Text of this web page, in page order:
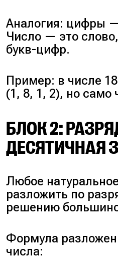
Аналогия: цифры
Число — это
букв-цифр.
Пример: в числе
(1, 8, 1, 2), но само
БЛОК 2:
ДЕСЯТИЧНАЯ
Любое
разложить по
решению
Формула
числа: